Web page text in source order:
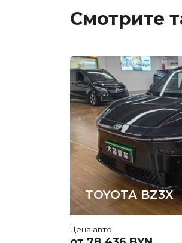
Смотрите
TOYOTA BZ3X
Цена авто